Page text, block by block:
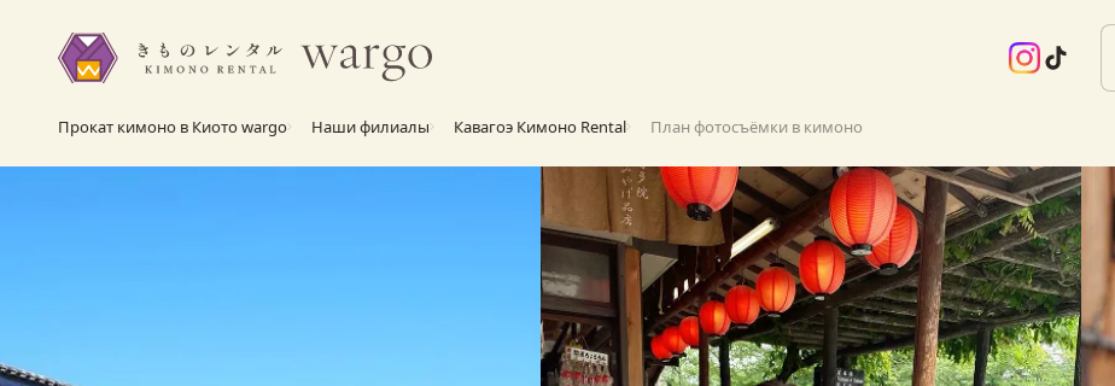
Прокат кимоно в Киото wargo Наши филиалы Кавагоэ Кимоно Rental План фотосъёмки в кимоно